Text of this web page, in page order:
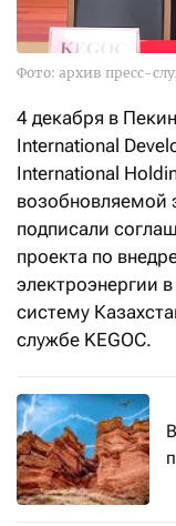
Фото: архив пресс-
4 декабря в
International
International
возобновляемой
подписали
проекта по
электроэнергии
систему
службе KEGOC.